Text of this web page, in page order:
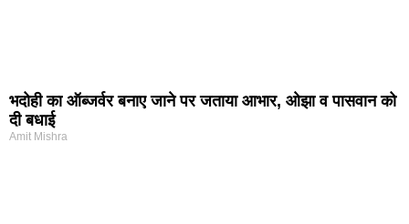
भदोही का ऑब्जर्वर बनाए जाने पर जताया आभार, ओझा व पासवान को
दी बधाई
Amit Mishra